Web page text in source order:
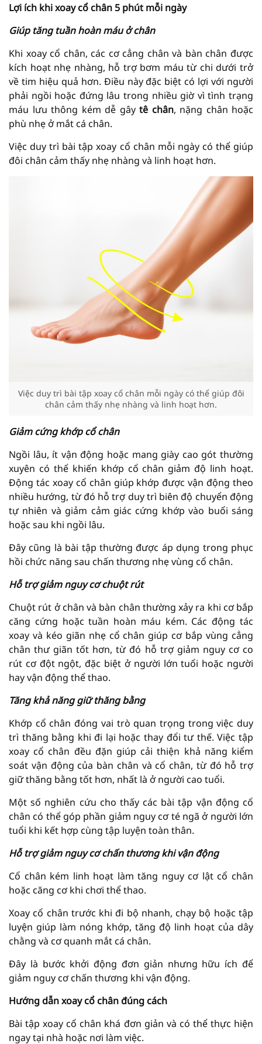
Lợi ích khi xoay cổ chân 5 phút mỗi ngày
Giúp tăng tuần hoàn máu ở chân
Khi xoay cổ chân, các cơ cẳng chân và bàn chân được
kích hoạt nhẹ nhàng, hỗ trợ bơm máu từ chi dưới trở
về tim hiệu quả hơn. Điều này đặc biệt có lợi với người
phải ngồi hoặc đứng lâu trong nhiều giờ vì tình trạng
máu lưu thông kém dễ gây tê chân, nặng chân hoặc
phù nhẹ ở mắt cá chân.
Việc duy trì bài tập xoay cổ chân mỗi ngày có thể giúp
đôi chân cảm thấy nhẹ nhàng và linh hoạt hơn.
Việc duy trì bài tập xoay cổ chân mỗi ngày có thể giúp đôi
chân cảm thấy nhẹ nhàng và linh hoạt hơn.
Giảm cứng khớp cổ chân
Ngồi lâu, ít vận động hoặc mang giày cao gót thường
xuyên có thể khiến khớp cổ chân giảm độ linh hoạt.
Động tác xoay cổ chân giúp khớp được vận động theo
nhiều hướng, từ đó hỗ trợ duy trì biên độ chuyển động
tự nhiên và giảm cảm giác cứng khớp vào buổi sáng
hoặc sau khi ngồi lâu.
Đây cũng là bài tập thường được áp dụng trong phục
hồi chức năng sau chấn thương nhẹ vùng cổ chân.
Hỗ trợ giảm nguy cơ chuột rút
Chuột rút ở chân và bàn chân thường xảy ra khi cơ bắp
căng cứng hoặc tuần hoàn máu kém. Các động tác
xoay và kéo giãn nhẹ cổ chân giúp cơ bắp vùng cẳng
chân thư giãn tốt hơn, từ đó hỗ trợ giảm nguy cơ co
rút cơ đột ngột, đặc biệt ở người lớn tuổi hoặc người
hay vận động thể thao.
Tăng khả năng giữ thăng bằng
Khớp cổ chân đóng vai trò quan trọng trong việc duy
trì thăng bằng khi đi lại hoặc thay đổi tư thế. Việc tập
xoay cổ chân đều đặn giúp cải thiện khả năng kiểm
soát vận động của bàn chân và cổ chân, từ đó hỗ trợ
giữ thăng bằng tốt hơn, nhất là ở người cao tuổi.
Một số nghiên cứu cho thấy các bài tập vận động cổ
chân có thể góp phần giảm nguy cơ té ngã ở người lớn
tuổi khi kết hợp cùng tập luyện toàn thân.
Hỗ trợ giảm nguy cơ chấn thương khi vận động
Cổ chân kém linh hoạt làm tăng nguy cơ lật cổ chân
hoặc căng cơ khi chơi thể thao.
Xoay cổ chân trước khi đi bộ nhanh, chạy bộ hoặc tập
luyện giúp làm nóng khớp, tăng độ linh hoạt của dây
chằng và cơ quanh mắt cá chân.
Đây là bước khởi động đơn giản nhưng hữu ích để
giảm nguy cơ chấn thương khi vận động.
Hướng dẫn xoay cổ chân đúng cách
Bài tập xoay cổ chân khá đơn giản và có thể thực hiện
ngay tại nhà hoặc nơi làm việc.